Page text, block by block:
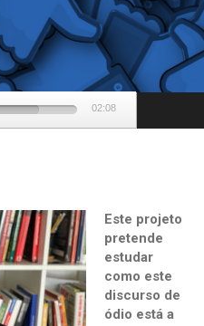
02:08
Este projeto
pretende
estudar
como este
discurso de
ódio está a